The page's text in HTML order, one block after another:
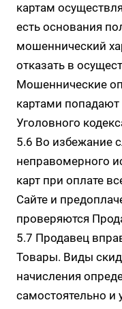
картам
есть основания
мошеннический
отказать в
Мошеннические
картами попадают
Уголовного
5.6 Во избежание
неправомерного
карт при оплате
Сайте и
проверяются
5.7 Продавец
Товары. Виды
начисления
самостоятельно и